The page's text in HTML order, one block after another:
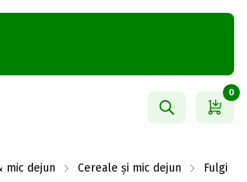
0
mic dejun Cereale și mic dejun Fulgi